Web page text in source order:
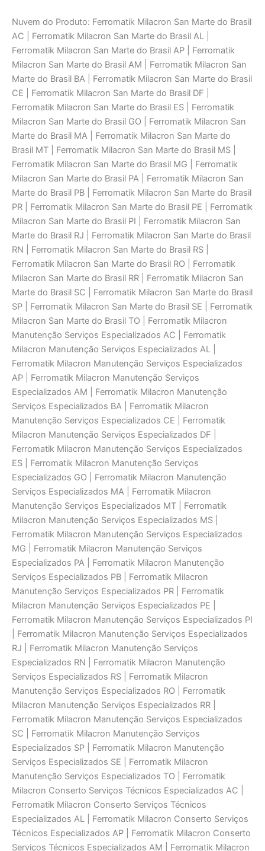
Nuvem do Produto: Ferromatik Milacron San Marte do Brasil AC | Ferromatik Milacron San Marte do Brasil AL | Ferromatik Milacron San Marte do Brasil AP | Ferromatik Milacron San Marte do Brasil AM | Ferromatik Milacron San Marte do Brasil BA | Ferromatik Milacron San Marte do Brasil CE | Ferromatik Milacron San Marte do Brasil DF | Ferromatik Milacron San Marte do Brasil ES | Ferromatik Milacron San Marte do Brasil GO | Ferromatik Milacron San Marte do Brasil MA | Ferromatik Milacron San Marte do Brasil MT | Ferromatik Milacron San Marte do Brasil MS | Ferromatik Milacron San Marte do Brasil MG | Ferromatik Milacron San Marte do Brasil PA | Ferromatik Milacron San Marte do Brasil PB | Ferromatik Milacron San Marte do Brasil PR | Ferromatik Milacron San Marte do Brasil PE | Ferromatik Milacron San Marte do Brasil PI | Ferromatik Milacron San Marte do Brasil RJ | Ferromatik Milacron San Marte do Brasil RN | Ferromatik Milacron San Marte do Brasil RS | Ferromatik Milacron San Marte do Brasil RO | Ferromatik Milacron San Marte do Brasil RR | Ferromatik Milacron San Marte do Brasil SC | Ferromatik Milacron San Marte do Brasil SP | Ferromatik Milacron San Marte do Brasil SE | Ferromatik Milacron San Marte do Brasil TO | Ferromatik Milacron Manutenção Serviços Especializados AC | Ferromatik Milacron Manutenção Serviços Especializados AL | Ferromatik Milacron Manutenção Serviços Especializados AP | Ferromatik Milacron Manutenção Serviços Especializados AM | Ferromatik Milacron Manutenção Serviços Especializados BA | Ferromatik Milacron Manutenção Serviços Especializados CE | Ferromatik Milacron Manutenção Serviços Especializados DF | Ferromatik Milacron Manutenção Serviços Especializados ES | Ferromatik Milacron Manutenção Serviços Especializados GO | Ferromatik Milacron Manutenção Serviços Especializados MA | Ferromatik Milacron Manutenção Serviços Especializados MT | Ferromatik Milacron Manutenção Serviços Especializados MS | Ferromatik Milacron Manutenção Serviços Especializados MG | Ferromatik Milacron Manutenção Serviços Especializados PA | Ferromatik Milacron Manutenção Serviços Especializados PB | Ferromatik Milacron Manutenção Serviços Especializados PR | Ferromatik Milacron Manutenção Serviços Especializados PE | Ferromatik Milacron Manutenção Serviços Especializados PI | Ferromatik Milacron Manutenção Serviços Especializados RJ | Ferromatik Milacron Manutenção Serviços Especializados RN | Ferromatik Milacron Manutenção Serviços Especializados RS | Ferromatik Milacron Manutenção Serviços Especializados RO | Ferromatik Milacron Manutenção Serviços Especializados RR | Ferromatik Milacron Manutenção Serviços Especializados SC | Ferromatik Milacron Manutenção Serviços Especializados SP | Ferromatik Milacron Manutenção Serviços Especializados SE | Ferromatik Milacron Manutenção Serviços Especializados TO | Ferromatik Milacron Conserto Serviços Técnicos Especializados AC | Ferromatik Milacron Conserto Serviços Técnicos Especializados AL | Ferromatik Milacron Conserto Serviços Técnicos Especializados AP | Ferromatik Milacron Conserto Serviços Técnicos Especializados AM | Ferromatik Milacron Conserto Serviços Técnicos Especializados BA | Ferromatik Milacron Conserto Serviços Técnicos Especializados CE | Ferromatik Milacron Conserto Serviços Técnicos Especializados DF | Ferromatik Milacron Conserto Serviços Técnicos Especializados ES | Ferromatik Milacron Conserto Serviços Técnicos Especializados GO | Ferromatik Milacron Conserto Serviços Técnicos Especializados MA | Ferromatik Milacron Conserto Serviços Técnicos Especializados MT | Ferromatik Milacron Conserto Serviços Técnicos Especializados MS | Ferromatik Milacron Conserto Serviços Técnicos Especializados MG | Ferromatik Milacron Conserto Serviços Técnicos Especializados PA | Ferromatik Milacron Conserto Serviços Técnicos Especializados PB | Ferromatik Milacron Conserto Serviços Técnicos Especializados PR | Ferromatik Milacron Conserto Serviços Técnicos Especializados PE | Ferromatik Milacron Conserto Serviços Técnicos Especializados PI | Ferromatik Milacron Conserto Serviços Técnicos Especializados RJ | Ferromatik Milacron Conserto Serviços Técnicos Especializados RN | Ferromatik Milacron Conserto Serviços Técnicos Especializados RS | Ferromatik Milacron Conserto Serviços Técnicos Especializados RO | Ferromatik Milacron Conserto Serviços Técnicos Especializados RR | Ferromatik Milacron Conserto Serviços Técnicos Especializados SC | Ferromatik Milacron Conserto Serviços Técnicos Especializados SP | Ferromatik Milacron Conserto Serviços Técnicos Especializados SE | Ferromatik Milacron Conserto Serviços Técnicos Especializados TO | Suporte Técnico San Marte do Brasil AC | Suporte Técnico San Marte do Brasil AL | Suporte Técnico San Marte do Brasil AP | Suporte Técnico San Marte do Brasil AM | Suporte Técnico San Marte do Brasil BA | Suporte Técnico San Marte do Brasil CE | Suporte Técnico San Marte do Brasil DF | Suporte Técnico San Marte do Brasil ES | Suporte Técnico San Marte do Brasil GO | Suporte Técnico San Marte do Brasil MA | Suporte Técnico San Marte do Brasil MT | Suporte Técnico San Marte do Brasil MS | Suporte Técnico San Marte do Brasil MG | Suporte Técnico San Marte do Brasil PA | Suporte Técnico San Marte do Brasil PB | Suporte Técnico San Marte do Brasil PR | Suporte Técnico San Marte do Brasil PE | Suporte Técnico San Marte do Brasil PI | Suporte Técnico San Marte do Brasil RJ | Suporte Técnico San Marte do Brasil RN | Suporte Técnico San Marte do Brasil RS | Suporte Técnico San Marte do Brasil RO | Suporte Técnico San Marte do Brasil RR | Suporte Técnico San Marte do Brasil SC | Suporte Técnico San Marte do Brasil SP | Suporte Técnico San Marte do Brasil SE | Suporte Técnico San Marte do Brasil TO | Engenharia de Aplicaçāo AC | Engenharia de Aplicaçāo AL | Engenharia de Aplicaçāo AP | Engenharia de Aplicaçāo AM | Engenharia de Aplicaçāo BA | Engenharia de Aplicaçāo CE | Engenharia de Aplicaçāo DF | Engenharia de Aplicaçāo ES | Engenharia de Aplicaçāo GO | Engenharia de Aplicaçāo MA | Engenharia de Aplicaçāo MT | Engenharia de Aplicaçāo MS | Engenharia de Aplicaçāo MG | Engenharia de Aplicaçāo PA | Engenharia de Aplicaçāo PB | Engenharia de Aplicaçāo PR | Engenharia de Aplicaçāo PE | Engenharia de Aplicaçāo PI | Engenharia de Aplicaçāo RJ | Engenharia de Aplicaçāo RN | Engenharia de Aplicaçāo RS | Engenharia de Aplicaçāo RO | Engenharia de Aplicaçāo RR | Engenharia de Aplicaçāo SC | Engenharia de Aplicaçāo SP | Engenharia de Aplicaçāo SE | Engenharia de Aplicaçāo TO | San Marte do Brasil Atendimento AC | San Marte do Brasil Atendimento AL | San Marte do Brasil Atendimento AP | San Marte do Brasil Atendimento AM | San Marte do Brasil Atendimento BA | San Marte do Brasil Atendimento CE | San Marte do Brasil Atendimento DF | San Marte do Brasil Atendimento ES | San Marte do Brasil Atendimento GO | San Marte do Brasil Atendimento MA | San Marte do Brasil Atendimento MT | San Marte do Brasil Atendimento MS | San Marte do Brasil Atendimento MG | San Marte do Brasil Atendimento PA | San Marte do Brasil Atendimento PB | San Marte do Brasil Atendimento PR | San Marte do Brasil Atendimento PE | San Marte do Brasil Atendimento PI | San Marte do Brasil Atendimento RJ | San Marte do Brasil Atendimento RN | San Marte do Brasil Atendimento RS | San Marte do Brasil Atendimento RO | San Marte do Brasil Atendimento RR | San Marte do Brasil Atendimento SC | San Marte do Brasil Atendimento SP | San Marte do Brasil Atendimento SE | San Marte do Brasil Atendimento TO | Consultoria e Assessoria San Marte do Brasil AC | Consultoria e Assessoria San Marte do Brasil AL | Consultoria e Assessoria San Marte do Brasil AP | Consultoria e Assessoria San Marte do Brasil AM |Consultoria e Assessoria San Marte do Brasil BA | Consultoria e Assessoria San Marte do Brasil CE | Consultoria e Assessoria San Marte do Brasil DF | Consultoria e Assessoria San Marte do Brasil ES | Consultoria e Assessoria San Marte do Brasil GO | Consultoria e Assessoria San Marte do Brasil MA | Consultoria e Assessoria San Marte do Brasil MT | Consultoria e Assessoria San Marte do Brasil MS | Consultoria e Assessoria San Marte do Brasil MG | Consultoria e Assessoria San Marte do Brasil PA | Consultoria e Assessoria San Marte do Brasil PB | Consultoria e Assessoria San Marte do Brasil PR | Consultoria e Assessoria San Marte do Brasil PE | Consultoria e Assessoria San Marte do Brasil PI | Consultoria e Assessoria San Marte do Brasil RJ | Consultoria e Assessoria San Marte do Brasil RN | Consultoria e Assessoria San Marte do Brasil RS | Consultoria e Assessoria San Marte do Brasil RO | Consultoria e Assessoria San Marte do Brasil RR | Consultoria e Assessoria San Marte do Brasil SC | Consultoria e Assessoria San Marte do Brasil SP | Consultoria e Assessoria San Marte do Brasil SE | Consultoria e Assessoria San Marte do Brasil TO | San Marte do Brasil Laboratório de calibraçāo Brasil AC | San Marte do Brasil Laboratório de calibraçāo Brasil AL | San Marte do Brasil Laboratório de calibraçāo Brasil AP | San Marte do Brasil Laboratório de calibraçāo Brasil AM | San Marte do Brasil Laboratório de calibraçāo Brasil BA | San Marte do Brasil Laboratório de calibraçāo Brasil CE | San Marte do Brasil Laboratório de calibraçāo Brasil DF | San Marte do Brasil Laboratório de calibraçāo Brasil ES | San Marte do Brasil Laboratório de calibraçāo Brasil GO | San Marte do Brasil Laboratório de calibraçāo Brasil MA | San Marte do Brasil Laboratório de calibraçāo Brasil MT | San Marte do Brasil Laboratório de calibraçāo Brasil MS | San Marte do Brasil Laboratório de calibraçāo Brasil MG | San Marte do Brasil Laboratório de calibraçāo Brasil PA | San Marte do Brasil Laboratório de calibraçāo Brasil PB | San Marte do Brasil Laboratório de calibraçāo Brasil PR | San Marte do Brasil Laboratório de calibraçāo Brasil PE | San Marte do Brasil Laboratório de calibraçāo Brasil PI | San Marte do Brasil Laboratório de calibraçāo Brasil RJ